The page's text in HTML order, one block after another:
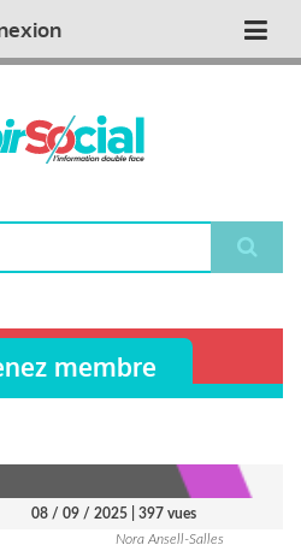
membre
08 / 09 / 2025
| 397 vues
Nora Ansell-Salles